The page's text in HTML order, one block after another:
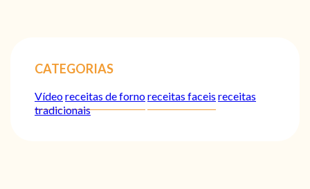
CATEGORIAS
Vídeoreceitas de fornoreceitas faceis receitas
tradicionais